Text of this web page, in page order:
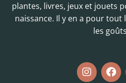
plantes, livres, jeux et jouets
naissance. Il y en a pour
les